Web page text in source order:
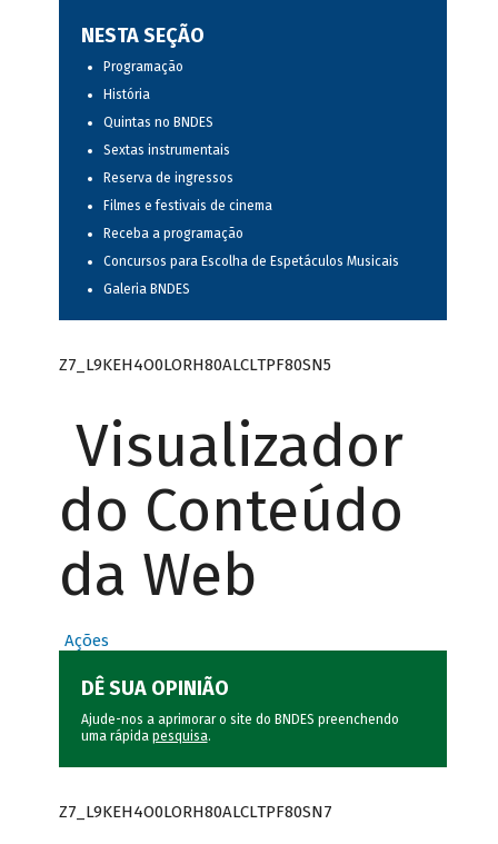
NESTA SEÇÃO
Programação
História
Quintas no BNDES
Sextas instrumentais
Reserva de ingressos
Filmes e festivais de cinema
Receba a programação
Concursos para Escolha de Espetáculos Musicais
Galeria BNDES
Z7_L9KEH4O0LORH80ALCLTPF80SN5
Visualizador
do Conteúdo
da Web
Ações
DÊ SUA OPINIÃO
Ajude-nos a aprimorar o site do BNDES preenchendo
uma rápida pesquisa.
Z7_L9KEH4O0LORH80ALCLTPF80SN7